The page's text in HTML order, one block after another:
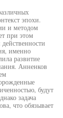
эпохи.
и методом
при этом
именно
развитие
Анненков
будут
задача
что обязывает